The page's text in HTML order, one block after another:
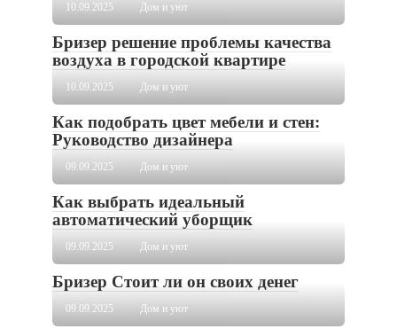
10.09.2025 Дом и уют
Бризер решение проблемы качества
воздуха в городской квартире
10.09.2025 Дом и уют
Как подобрать цвет мебели и стен:
Руководство дизайнера
09.09.2025 Дом и уют
Как выбрать идеальный
автоматический уборщик
09.09.2025 Дом и уют
Бризер Стоит ли он своих денег
09.09.2025 Дом и уют